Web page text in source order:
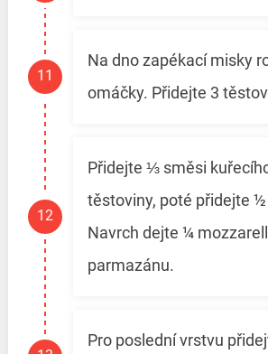
Na dno zapékací misky
omáčky. Přidejte 3
Přidejte ⅓ směsi
těstoviny, poté přidejte
Navrch dejte ¼
parmazánu.
Pro poslední vrstvu